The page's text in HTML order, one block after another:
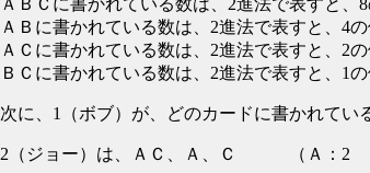
ＡＢＣに書かれている数は、2進法で表す
ＡＢに書かれている数は、2進法で表す
ＡＣに書かれている数は、2進法で表す
ＢＣに書かれている数は、2進法で表す
次に、1（ボブ）が、どのカードに書かれ
2（ジョー）は、ＡＣ、Ａ、Ｃ （Ａ：2